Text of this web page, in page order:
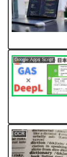
Google Apps Script
OCR